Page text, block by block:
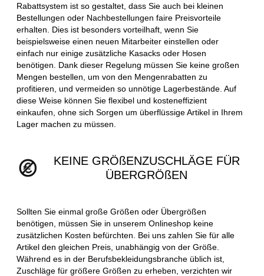
Rabattsystem ist so gestaltet, dass Sie auch bei kleinen
Bestellungen oder Nachbestellungen faire Preisvorteile
erhalten. Dies ist besonders vorteilhaft, wenn Sie
beispielsweise einen neuen Mitarbeiter einstellen oder
einfach nur einige zusätzliche Kasacks oder Hosen
benötigen. Dank dieser Regelung müssen Sie keine großen
Mengen bestellen, um von den Mengenrabatten zu
profitieren, und vermeiden so unnötige Lagerbestände. Auf
diese Weise können Sie flexibel und kosteneffizient
einkaufen, ohne sich Sorgen um überflüssige Artikel in Ihrem
Lager machen zu müssen.
KEINE GRÖßENZUSCHLÄGE FÜR
ÜBERGRÖßEN
Sollten Sie einmal große Größen oder Übergrößen
benötigen, müssen Sie in unserem Onlineshop keine
zusätzlichen Kosten befürchten. Bei uns zahlen Sie für alle
Artikel den gleichen Preis, unabhängig von der Größe.
Während es in der Berufsbekleidungsbranche üblich ist,
Zuschläge für größere Größen zu erheben, verzichten wir